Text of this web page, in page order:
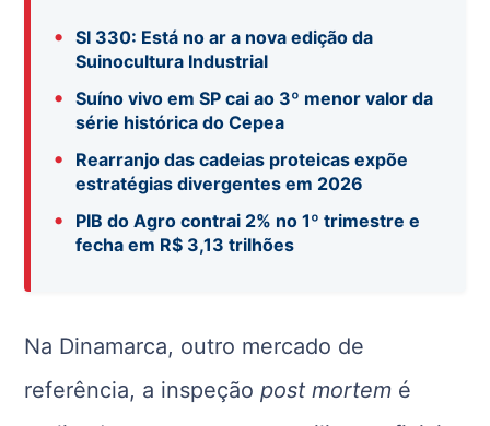
•
SI 330: Está no ar a nova edição da
Suinocultura Industrial
•
Suíno vivo em SP cai ao 3º menor valor da
série histórica do Cepea
•
Rearranjo das cadeias proteicas expõe
estratégias divergentes em 2026
•
PIB do Agro contrai 2% no 1º trimestre e
fecha em R$ 3,13 trilhões
Na Dinamarca, outro mercado de
referência, a inspeçãopost mortem é